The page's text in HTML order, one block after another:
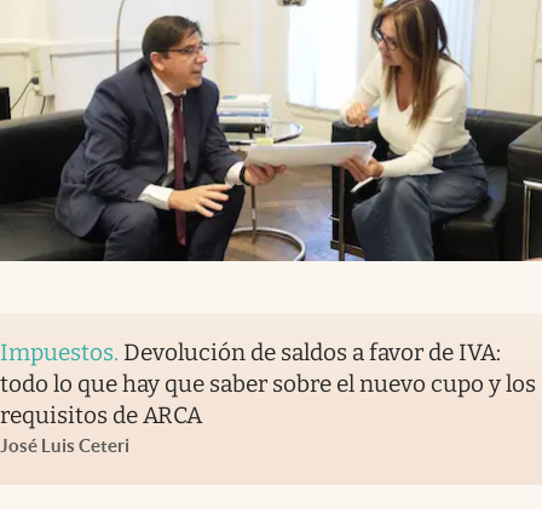
Impuestos. Devolución de saldos a favor de IVA:
todo lo que hay que saber sobre el nuevo cupo y los
requisitos de ARCA
José Luis Ceteri